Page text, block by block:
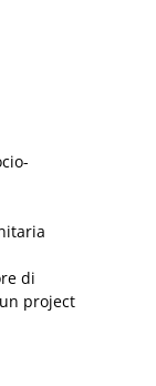
di
project